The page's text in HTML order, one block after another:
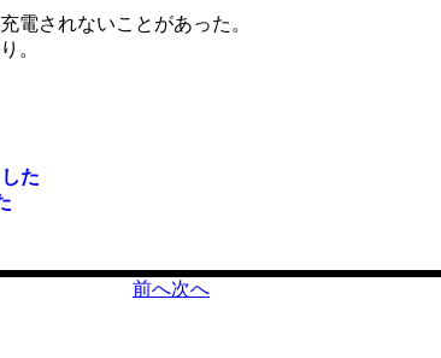
電されないことがあった。
。
た
前へ次へ